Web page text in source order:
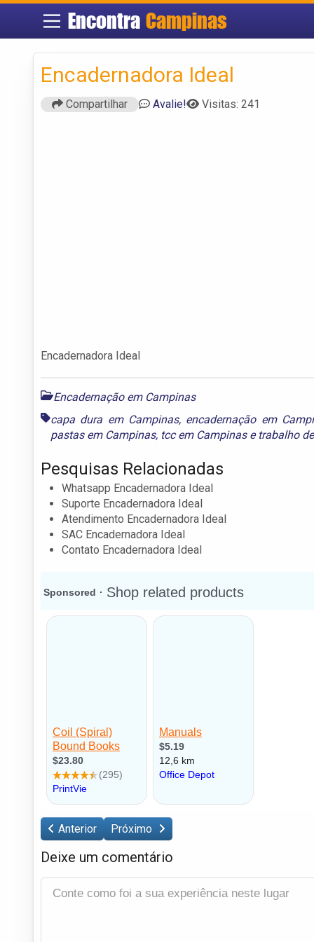
EncontraCampinas
Encadernadora Ideal
Compartilhar Avalie! Visitas: 241
Encadernadora Ideal
Encadernação em Campinas
capa dura em Campinas, encadernação em
pastas em Campinas, tcc em Campinase trabalho
Pesquisas Relacionadas
Whatsapp Encadernadora Ideal
Suporte Encadernadora Ideal
Atendimento Encadernadora Ideal
SAC Encadernadora Ideal
Contato Encadernadora Ideal
Anterior Próximo
Deixe um comentário